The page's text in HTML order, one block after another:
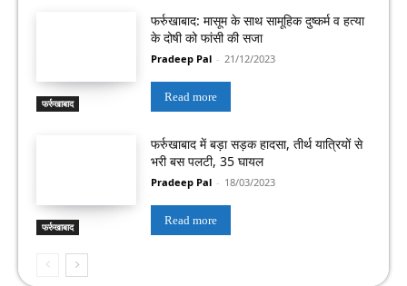
फर्रुखाबाद
फर्रुखाबाद: मासूम के साथ सामूहिक दुष्कर्म व हत्या
के दोषी को फांसी की सजा
Pradeep Pal - 21/12/2023
Read more
फर्रुखाबाद
फर्रुखाबाद में बड़ा सड़क हादसा, तीर्थ यात्रियों से
भरी बस पलटी, 35 घायल
Pradeep Pal - 18/03/2023
Read more